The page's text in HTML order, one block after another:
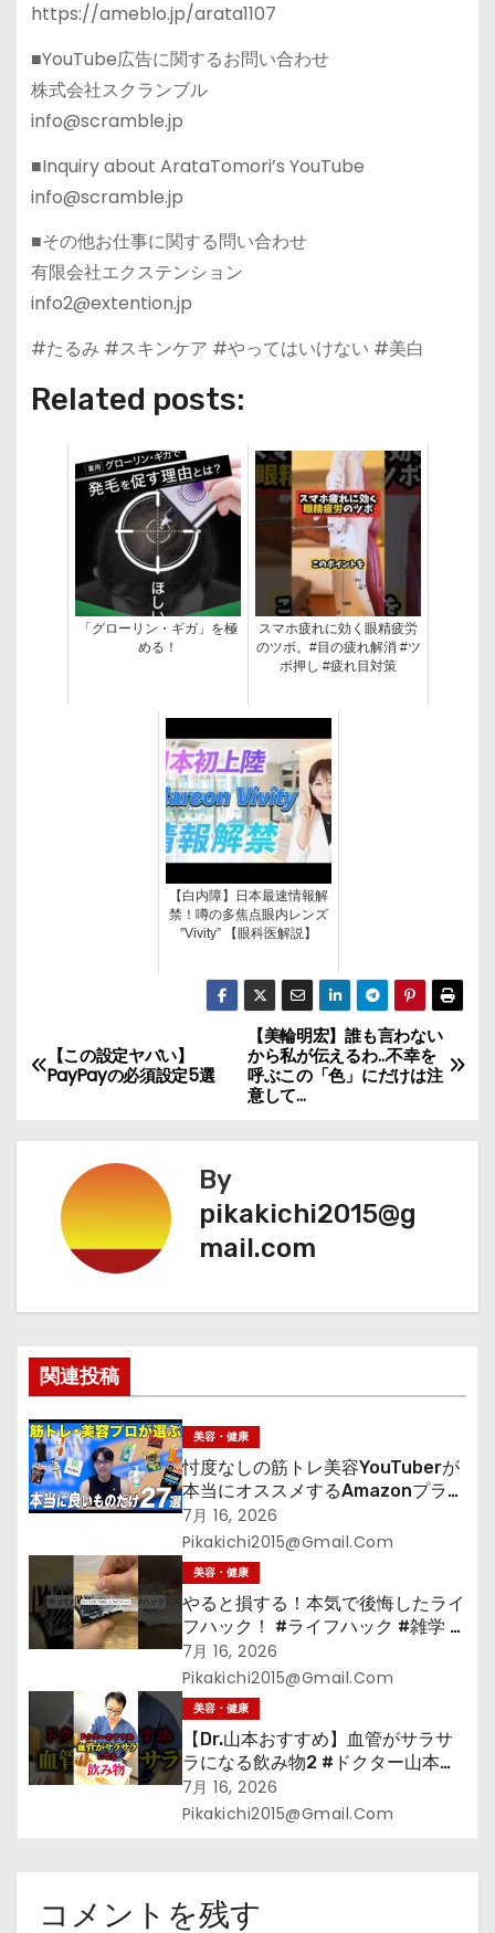
https://ameblo.jp/arata1107
■YouTube広告に関するお問い合わせ
株式会社スクランブル
info@scramble.jp
■Inquiry about ArataTomori’s YouTube
info@scramble.jp
■その他お仕事に関する問い合わせ
有限会社エクステンション
info2@extention.jp
#たるみ #スキンケア #やってはいけない #美白
Related posts:
「グローリン・ギガ」を極
める！
スマホ疲れに効く眼精疲労
のツボ。#目の疲れ解消 #ツ
ボ押し #疲れ目対策
【白内障】日本最速情報解
禁！噂の多焦点眼内レンズ
”Vivity” 【眼科医解説】
投
稿
ナ
ビ
ゲ
シ
ョ
ン
【美輪明宏】誰も言わない
から私が伝えるわ…不幸を
呼ぶこの「色」にだけは注
意して…
【この設定ヤバい】
PayPayの必須設定5選
By
pikakichi2015@g
mail.com
関連投稿
美容・健康
忖度なしの筋トレ美容YouTuberが
本当にオススメするAmazonプライ
ムデーセールで買うべきもの
7月 16, 2026
Pikakichi2015@gmail.com
美容・健康
やると損する！本気で後悔したライ
フハック！ #ライフハック #雑学 #
裏技 #shorts #海外
7月 16, 2026
Pikakichi2015@gmail.com
美容・健康
【Dr.山本おすすめ】血管がサラサ
ラになる飲み物2 #ドクター山本
#Dr.山本#緑茶
7月 16, 2026
Pikakichi2015@gmail.com
コメントを残す